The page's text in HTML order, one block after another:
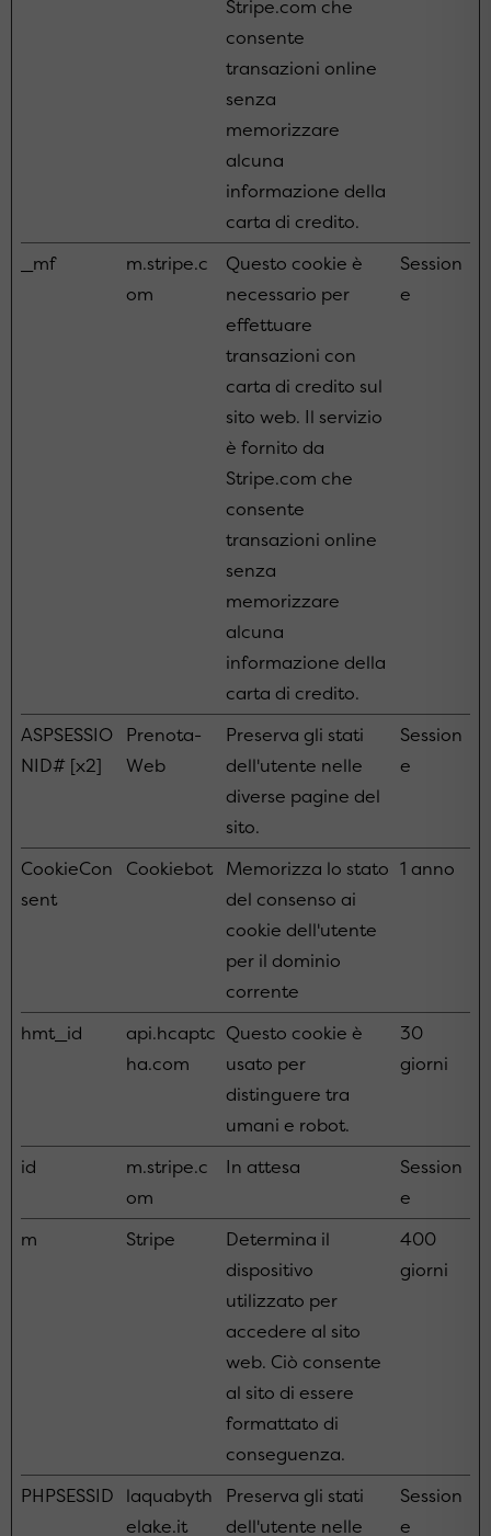
Stripe.com che
consente
transazioni online
senza
memorizzare
alcuna
informazione della
carta di credito.
_mf
m.stripe.c
om
Questo cookie è
necessario per
effettuare
transazioni con
carta di credito sul
sito web. Il servizio
è fornito da
Stripe.com che
consente
transazioni online
senza
memorizzare
alcuna
informazione della
carta di credito.
Session
e
ASPSESSIO
NID# [x2]
Prenota-
Web
Preserva gli stati
dell'utente nelle
diverse pagine del
sito.
Session
e
CookieCon
sent
Cookiebot Memorizza lo stato
del consenso ai
cookie dell'utente
per il dominio
corrente
1 anno
hmt_id
api.hcaptc
ha.com
Questo cookie è
usato per
distinguere tra
umani e robot.
30
giorni
id
m.stripe.c
om
In attesa
Session
e
m
Stripe
Determina il
dispositivo
utilizzato per
accedere al sito
web. Ciò consente
al sito di essere
formattato di
conseguenza.
400
giorni
PHPSESSID laquabyth
elake.it
Preserva gli stati
dell'utente nelle
Session
e